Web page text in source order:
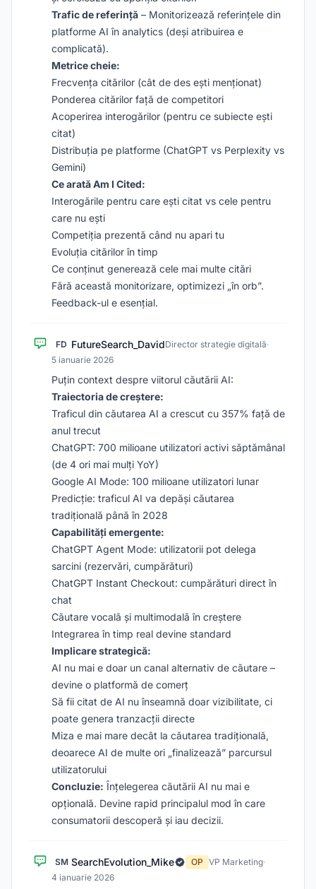
Trafic de referință – Monitorizează referințele din
platforme AI în analytics (deși atribuirea e
complicată).
Metrice cheie:
Frecvența citărilor (cât de des ești menționat)
Ponderea citărilor față de competitori
Acoperirea interogărilor (pentru ce subiecte ești
citat)
Distribuția pe platforme (ChatGPT vs Perplexity vs
Gemini)
Ce arată Am I Cited:
Interogările pentru care ești citat vs cele pentru
care nu ești
Competiția prezentă când nu apari tu
Evoluția citărilor în timp
Ce conținut generează cele mai multe citări
Fără această monitorizare, optimizezi „în orb”.
Feedback-ul e esențial.
FD FutureSearch_DavidDirector strategie digitală·
5 ianuarie 2026
Puțin context despre viitorul căutării AI:
Traiectoria de creștere:
Traficul din căutarea AI a crescut cu 357% față de
anul trecut
ChatGPT: 700 milioane utilizatori activi săptămânal
(de 4 ori mai mulți YoY)
Google AI Mode: 100 milioane utilizatori lunar
Predicție: traficul AI va depăși căutarea
tradițională până în 2028
Capabilități emergente:
ChatGPT Agent Mode: utilizatorii pot delega
sarcini (rezervări, cumpărături)
ChatGPT Instant Checkout: cumpărături direct în
chat
Căutare vocală și multimodală în creștere
Integrarea în timp real devine standard
Implicare strategică:
AI nu mai e doar un canal alternativ de căutare –
devine o platformă de comerț
Să fii citat de AI nu înseamnă doar vizibilitate, ci
poate genera tranzacții directe
Miza e mai mare decât la căutarea tradițională,
deoarece AI de multe ori „finalizează” parcursul
utilizatorului
Concluzie: Înțelegerea căutării AI nu mai e
opțională. Devine rapid principalul mod în care
consumatorii descoperă și iau decizii.
SM SearchEvolution_Mike OP VP Marketing·
4 ianuarie 2026